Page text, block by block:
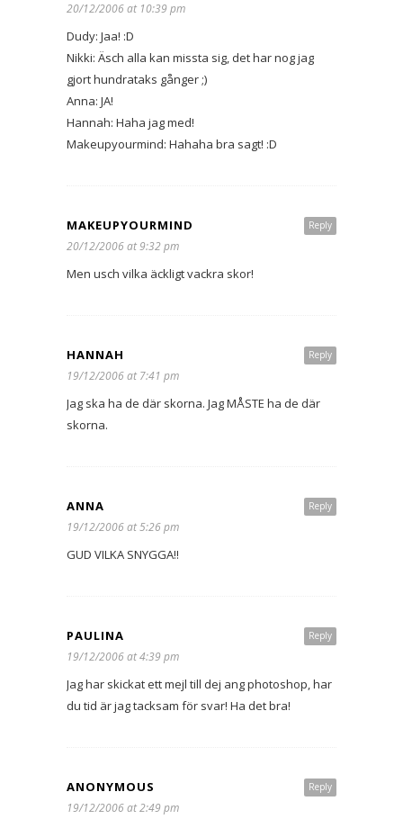
20/12/2006 at 10:39 pm
Dudy: Jaa! :D
Nikki: Äsch alla kan missta sig, det har nog jag
gjort hundrataks gånger ;)
Anna: JA!
Hannah: Haha jag med!
Makeupyourmind: Hahaha bra sagt! :D
Reply
MAKEUPYOURMIND
20/12/2006 at 9:32 pm
Men usch vilka äckligt vackra skor!
Reply
HANNAH
19/12/2006 at 7:41 pm
Jag ska ha de där skorna. Jag MÅSTE ha de där
skorna.
Reply
ANNA
19/12/2006 at 5:26 pm
GUD VILKA SNYGGA!!
Reply
PAULINA
19/12/2006 at 4:39 pm
Jag har skickat ett mejl till dej ang photoshop, har
du tid är jag tacksam för svar! Ha det bra!
Reply
ANONYMOUS
19/12/2006 at 2:49 pm